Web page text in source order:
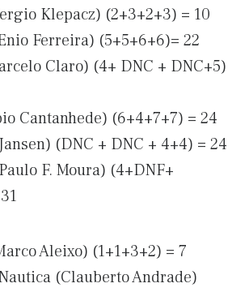
Klepacz) (2+3+2+3) = 10
Ferreira) (5+5+6+6)= 22
Claro) (4+ DNC + DNC+5)
Cantanhede) (6+4+7+7) = 24
(DNC + DNC + 4+4) = 24
F. Moura) (4+DNF+
Aleixo) (1+1+3+2) = 7
(Clauberto Andrade)